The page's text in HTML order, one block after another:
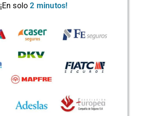
¡En solo2 minutos!